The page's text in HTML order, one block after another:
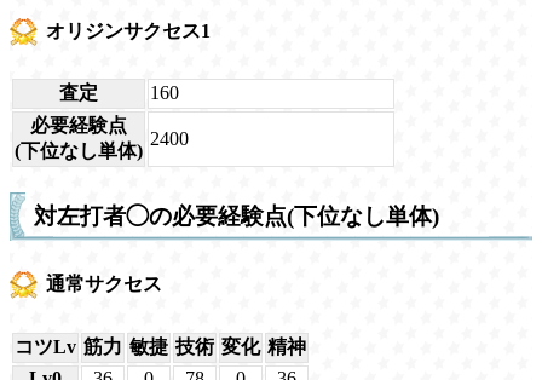
オリジンサクセス1
査定
160
必要経験点
(下位なし単体)
2400
対左打者◯の必要経験点(下位なし単体)
通常サクセス
コツLv 筋力 敏捷 技術 変化 精神